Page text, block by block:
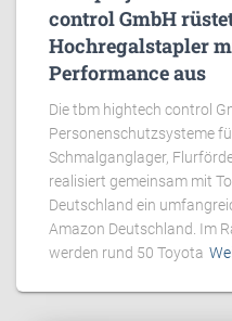
control GmbH
Hochregalstapler
Performance aus
Die tbm hightech control
Personenschutzsysteme
Schmalganglager,
realisiert gemeinsam mit
Deutschland ein
Amazon Deutschland. Im
werden rund 50 Toyota